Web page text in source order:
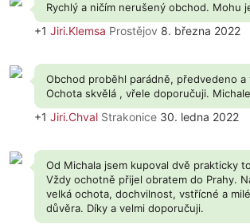
Rychlý a ničím nerušený obchod. Mohu
+1 Jiri.Klemsa Prostějov 8. března 2022
Obchod proběhl parádně, předvedeno a
Ochota skvělá , vřele doporučuji.
+1 Jiri.Chval Strakonice 30. ledna 2022
Od Michala jsem kupoval dvě prakticky
Vždy ochotně přijel obratem do Prahy.
velká ochota, dochvilnost, vstřícné a
důvěra. Díky a velmi doporučuji.